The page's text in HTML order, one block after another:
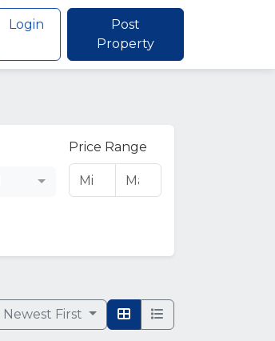
Login
Post
Property
Price Range
Newest First